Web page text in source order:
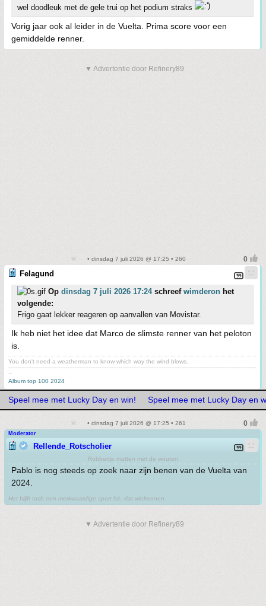
wel doodleuk met de gele trui op het podium straks
Vorig jaar ook al leider in de Vuelta. Prima score voor een
gemiddelde renner.
▼ Advertentie door Refinery89
• dinsdag 7 juli 2026 @ 17:25 • 260
Felagund
Op dinsdag 7 juli 2026 17:24schreef wimderon het
volgende:
Frigo gaat lekker reageren op aanvallen van Movistar.
Ik heb niet het idee dat Marco de slimste renner van het peloton
is.
You don't need a weatherman to know which way the wind blows.
-------------------------------------------------------------------------------------------------------------------------------------------
--
Album top 100 2024
Speel mee met Lucky Day en win! Speel mee met Lucky Day en
• dinsdag 7 juli 2026 @ 17:25 • 261
Moderator
Rellende_Rotscholier
Robbertje matten met de wouten
Pablo is nog steeds op zoek naar zijn benen van de Vuelta van
2024.
Het blijft toch een merkwaardige sport hè, dat wielrennen.
▼ Advertentie door Refinery89